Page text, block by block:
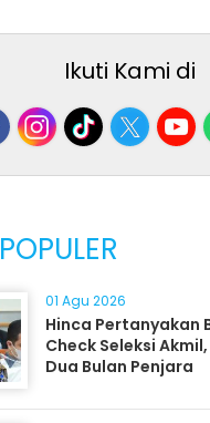
Ikuti Kami di
POPULER
01 Agu 2026
Hinca Pertanyakan
Check Seleksi
Dua Bulan Penjara